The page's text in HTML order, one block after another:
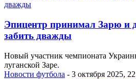
Эпицентр принимал Зарю и
забить дважды
Новый участник чемпионата
луганской Заре.
Новости футбола - 3 октября 2025,